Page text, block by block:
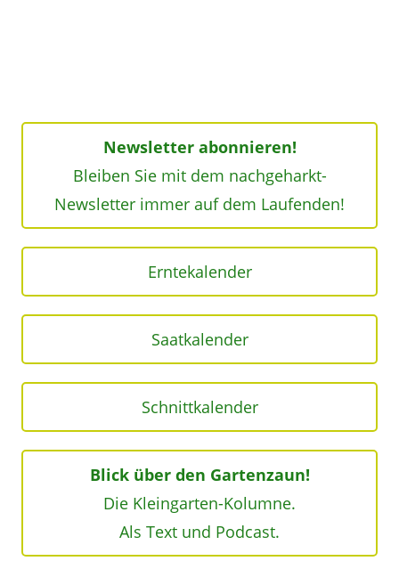
Newsletter abonnieren!
Bleiben Sie mit dem nachgeharkt-
Newsletter immer auf dem Laufenden!
Erntekalender
Saatkalender
Schnittkalender
Blick über den Gartenzaun!
Die Kleingarten-Kolumne.
Als Text und Podcast.